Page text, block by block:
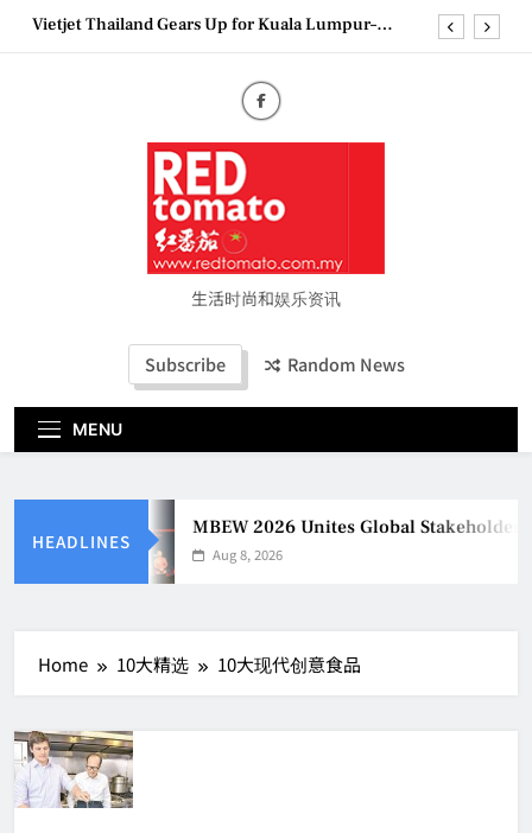
SkipEpson reinvents affordable printing with next-
Couture Fashion Week Malaysia 2026– Press
MBEW 2026 Unites Global Stakeholders to Shape
the Future of Business Events
Vietjet Thailand Gears Up for Kuala Lumpur–
Bangkok Service Launch on9 October
Epson reinvents affordable printing with next-
generation EcoTank Series
Couture Fashion Week Malaysia 2026– Press
生活时尚和娱乐资讯
Subscribe Random News
MENU
HEADLINES
MBEW 2026 Unites Global Stakeholders
Aug 8, 2026
Home 10大精选 10大现代创意食品